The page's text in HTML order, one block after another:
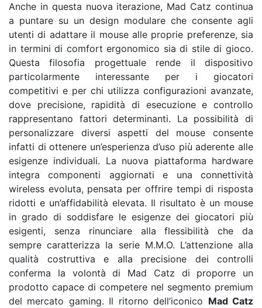
Anche in questa nuova iterazione, Mad Catz continua
a puntare su un design modulare che consente agli
utenti di adattare il mouse alle proprie preferenze, sia
in termini di comfort ergonomico sia di stile di gioco.
Questa filosofia progettuale rende il dispositivo
particolarmente interessante per i giocatori
competitivi e per chi utilizza configurazioni avanzate,
dove precisione, rapidità di esecuzione e controllo
rappresentano fattori determinanti. La possibilità di
personalizzare diversi aspetti del mouse consente
infatti di ottenere un’esperienza d’uso più aderente alle
esigenze individuali. La nuova piattaforma hardware
integra componenti aggiornati e una connettività
wireless evoluta, pensata per offrire tempi di risposta
ridotti e un’affidabilità elevata. Il risultato è un mouse
in grado di soddisfare le esigenze dei giocatori più
esigenti, senza rinunciare alla flessibilità che da
sempre caratterizza la serie M.M.O. L’attenzione alla
qualità costruttiva e alla precisione dei controlli
conferma la volontà di Mad Catz di proporre un
prodotto capace di competere nel segmento premium
del mercato gaming. Il ritorno dell’iconico Mad Catz